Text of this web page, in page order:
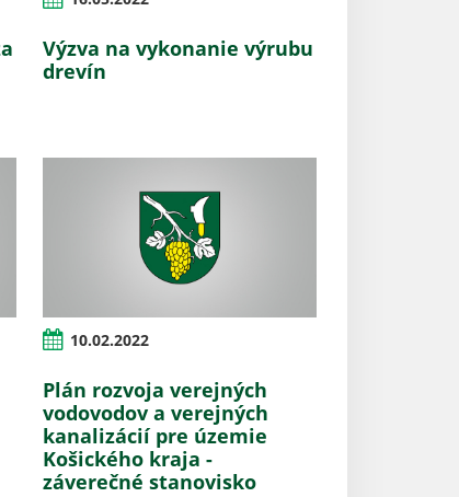
Výzva na vykonanie výrubu
drevín
10.02.2022
Plán rozvoja verejných
vodovodov a verejných
kanalizácií pre územie
Košického kraja -
záverečné stanovisko